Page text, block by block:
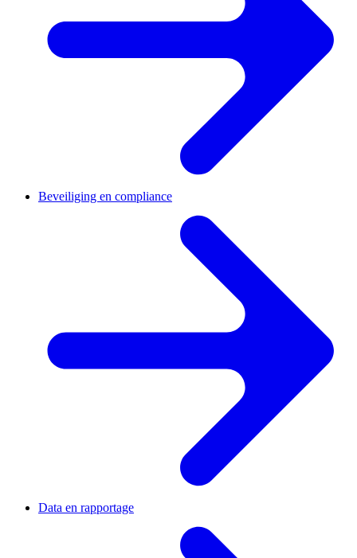
Beveiliging en compliance
Data en rapportage